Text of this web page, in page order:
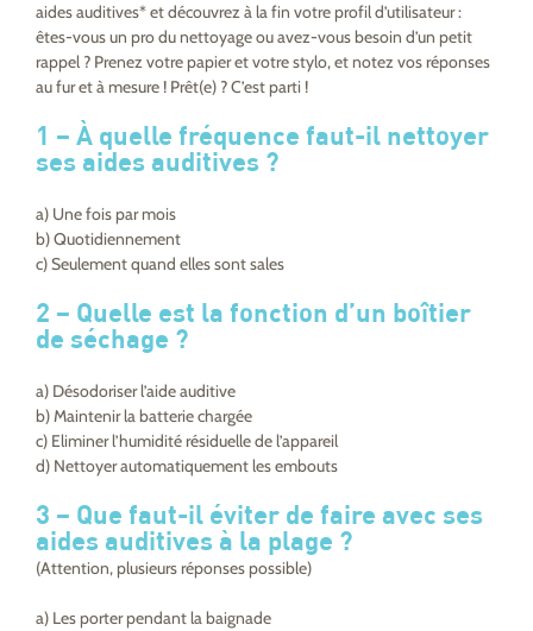
aides auditives* et découvrez à la fin votre profil d’utilisateur :
êtes-vous un pro du nettoyage ou avez-vous besoin d’un petit
rappel ? Prenez votre papier et votre stylo, et notez vos réponses
au fur et à mesure ! Prêt(e) ? C’est parti !
1 – À quelle fréquence faut-il nettoyer
ses aides auditives ?
a) Une fois par mois
b) Quotidiennement
c) Seulement quand elles sont sales
2 – Quelle est la fonction d’un boîtier
de séchage ?
a) Désodoriser l’aide auditive
b) Maintenir la batterie chargée
c) Eliminer l’humidité résiduelle de l’appareil
d) Nettoyer automatiquement les embouts
3 – Que faut-il éviter de faire avec ses
aides auditives à la plage ?
(Attention, plusieurs réponses possible)
a) Les porter pendant la baignade